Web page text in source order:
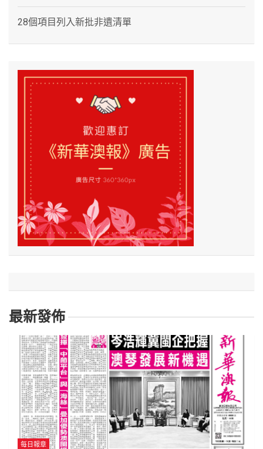
28個項目列入新批非遺清單
最新發佈
每日報章